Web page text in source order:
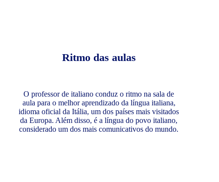
Ritmo das aulas
O professor de italiano conduz o ritmo na sala de
aula para o melhor aprendizado da língua italiana,
idioma oficial da Itália, um dos países mais visitados
da Europa. Além disso, é a língua do povo italiano,
considerado um dos mais comunicativos do mundo.